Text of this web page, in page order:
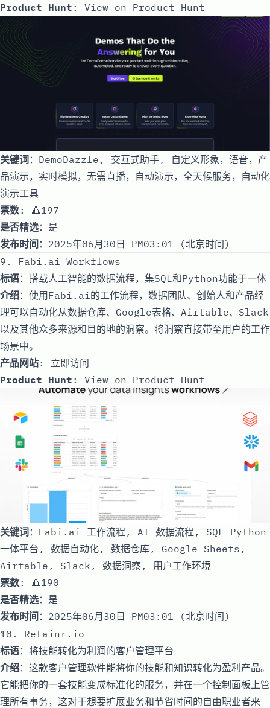
Product Hunt : View on Product Hunt
关键词：DemoDazzle, 交互式助手, 自定义形象，语音，产
品演示，实时模拟，无需直播，自动演示，全天候服务，自动化
演示工具
票数: 🔺197
是否精选：是
发布时间 ：2025年06月30日 PM03:01 (北京时间)
9. Fabi.ai Workflows
标语：搭载人工智能的数据流程，集SQL和Python功能于一体
介绍：使用Fabi.ai的工作流程，数据团队、创始人和产品经
理可以自动化从数据仓库、Google表格、Airtable、Slack
以及其他众多来源和目的地的洞察。将洞察直接带至用户的工作
场景中。
产品网站: 立即访问
Product Hunt : View on Product Hunt
关键词：Fabi.ai 工作流程, AI 数据流程, SQL Python
一体平台, 数据自动化, 数据仓库, Google Sheets,
Airtable, Slack, 数据洞察, 用户工作环境
票数: 🔺190
是否精选：是
发布时间 ：2025年06月30日 PM03:01 (北京时间)
10. Retainr.io
标语：将技能转化为利润的客户管理平台
介绍：这款客户管理软件能将你的技能和知识转化为盈利产品。
它能把你的一套技能变成标准化的服务，并在一个控制面板上管
理所有事务，这对于想要扩展业务和节省时间的自由职业者来